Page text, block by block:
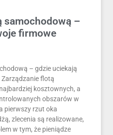
samochodową –
firmowe
– gdzie uciekają
flotą
kosztownych, a
obszarów w
pierwszy rzut oka
zlecenia są realizowane,
w tym, że pieniądze